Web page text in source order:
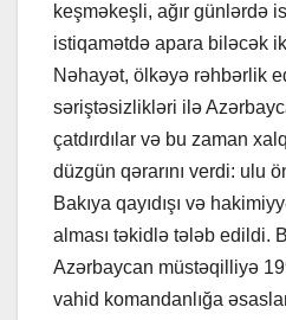
keşməkeşli, ağır günlərdə
istiqamətdə apara biləcək
Nəhayət, ölkəyə rəhbərlik
səriştəsizlikləri ilə
çatdırdılar və bu zaman
düzgün qərarını verdi: ulu
Bakıya qayıdışı və
alması təkidlə tələb edildi.
Azərbaycan müstəqilliyə
vahid komandanlığa